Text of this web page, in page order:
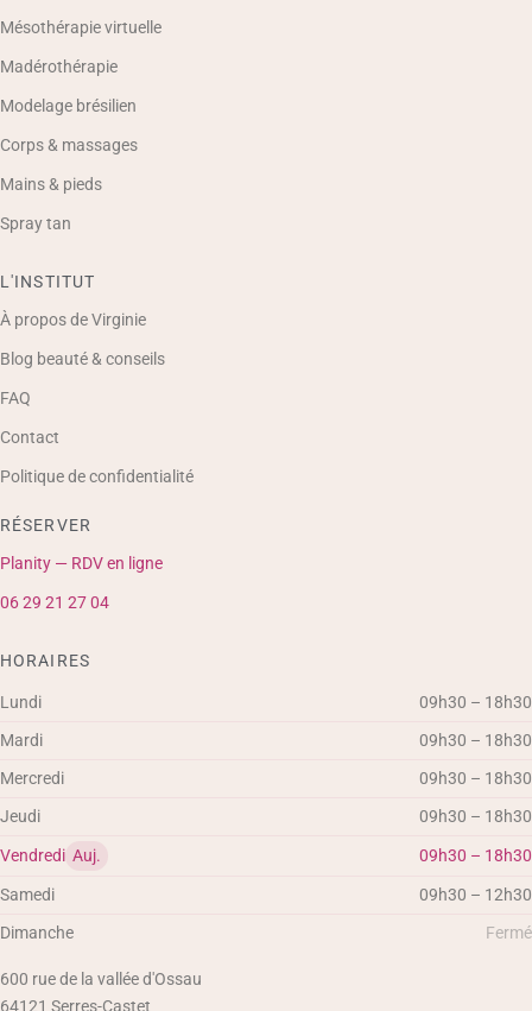
Mésothérapie virtuelle
Madérothérapie
Modelage brésilien
Corps & massages
Mains & pieds
Spray tan
L'INSTITUT
À propos de Virginie
Blog beauté & conseils
FAQ
Contact
Politique de confidentialité
RÉSERVER
Planity — RDV en ligne
06 29 21 27 04
HORAIRES
Lundi
09h30 – 18h30
Mardi
09h30 – 18h30
Mercredi
09h30 – 18h30
Jeudi
09h30 – 18h30
Vendredi Auj. 09h30 – 18h30
Samedi
09h30 – 12h30
Dimanche
Fermé
600 rue de la vallée d'Ossau
64121 Serres-Castet